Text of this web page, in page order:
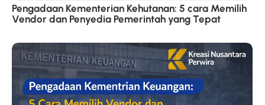
Pengadaan Kementerian Kehutanan: 5 cara Memilih
Vendor dan Penyedia Pemerintah yang Tepat